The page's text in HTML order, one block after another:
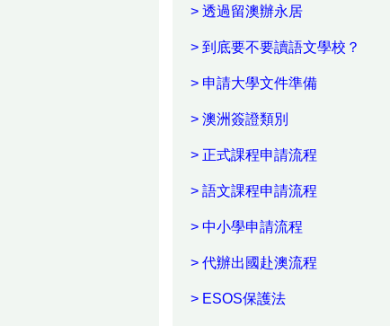
> 透過留澳辦永居
> 到底要不要讀語文學校？
> 申請大學文件準備
> 澳洲簽證類別
> 正式課程申請流程
> 語文課程申請流程
> 中小學申請流程
> 代辦出國赴澳流程
> ESOS保護法